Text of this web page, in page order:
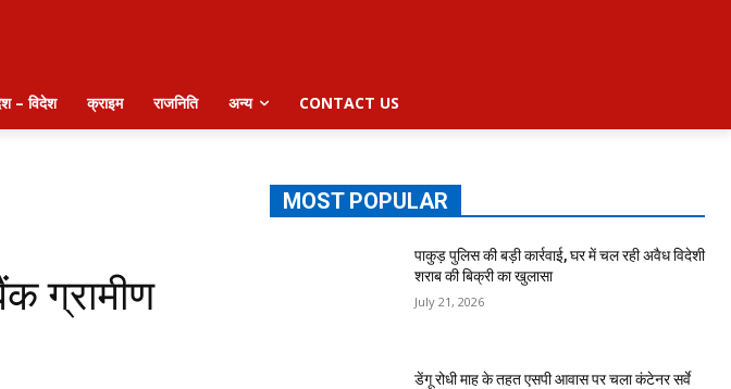
– विदेश क्राइम राजनिति अन्य CONTACT US
ग्रामीण
MOST POPULAR
पाकुड़ पुलिस की बड़ी कार्रवाई, घर में चल रही अवैध विदेशी
शराब की बिक्री का खुलासा
July 21, 2026
डेंगू रोधी माह के तहत एसपी आवास पर चला कंटेनर सर्वे